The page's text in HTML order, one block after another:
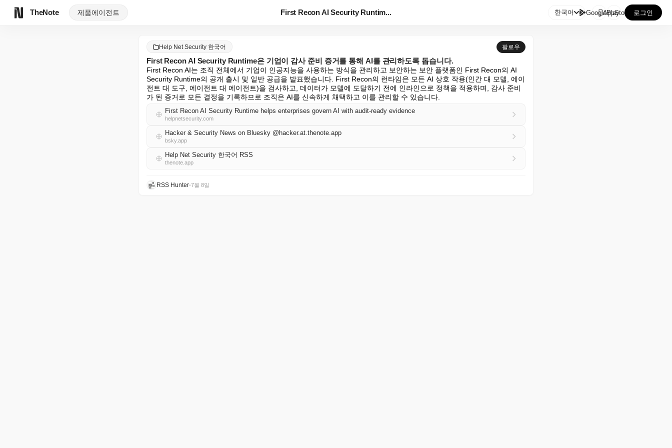
TheNote 제품에이전트 First Recon AI Security Runtim... 한국어 GooglePlay
AppStore 로그인
Help Net Security 한국어 팔로우
First Recon AI Security Runtime은 기업이 감사 준비 증거를 통해 AI를 관리하도록 돕습니다.
First Recon AI는 조직 전체에서 기업이 인공지능을 사용하는 방식을 관리하고 보안하는 보안 플랫폼인 First Recon의 AI
Security Runtime의 공개 출시 및 일반 공급을 발표했습니다. First Recon의 런타임은 모든 AI 상호 작용(인간 대 모델, 에이
전트 대 도구, 에이전트 대 에이전트)을 검사하고, 데이터가 모델에 도달하기 전에 인라인으로 정책을 적용하며, 감사 준비
가 된 증거로 모든 결정을 기록하므로 조직은 AI를 신속하게 채택하고 이를 관리할 수 있습니다.
First Recon AI Security Runtime helps enterprises govern AI with audit-ready evidence
helpnetsecurity.com
Hacker & Security News on Bluesky @hacker.at.thenote.app
bsky.app
Help Net Security 한국어 RSS
thenote.app
RSS Hunter•7월 8일